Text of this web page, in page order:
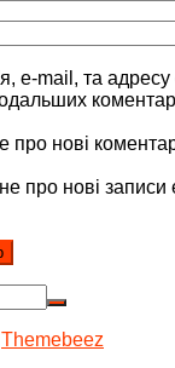
e-mail, та
про нові
про нові записи
Themebeez